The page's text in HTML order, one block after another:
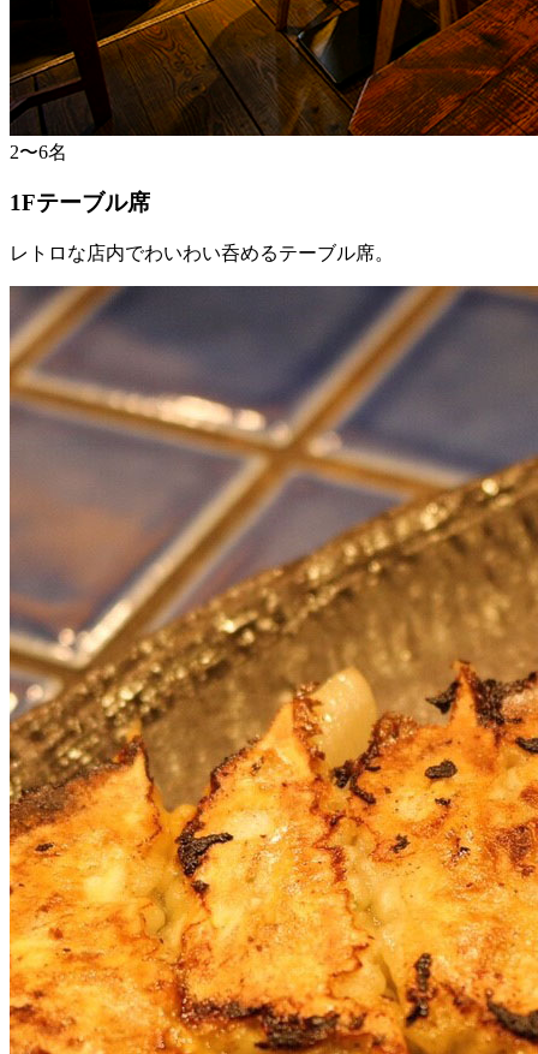
2〜6名
1Fテーブル席
レトロな店内でわいわい呑めるテーブル席。